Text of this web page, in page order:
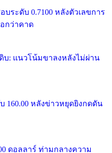
ระดับ 0.7100 หลังตัวเลขการ
กว่าคาด
บ: แนวโน้มขาลงหลังไม่ผ่าน
160.00 หลังข่าวหยุดยิงกดดัน
ดอลลาร์ ท่ามกลางความ